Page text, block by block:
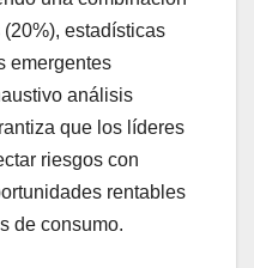
estadísticas
emergentes
análisis
que los líderes
riesgos con
rentables
de consumo.